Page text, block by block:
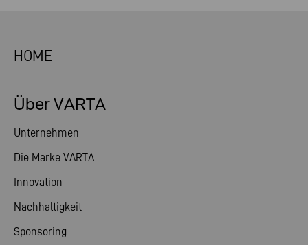
HOME
Über VARTA
Unternehmen
Die Marke VARTA
Innovation
Nachhaltigkeit
Sponsoring